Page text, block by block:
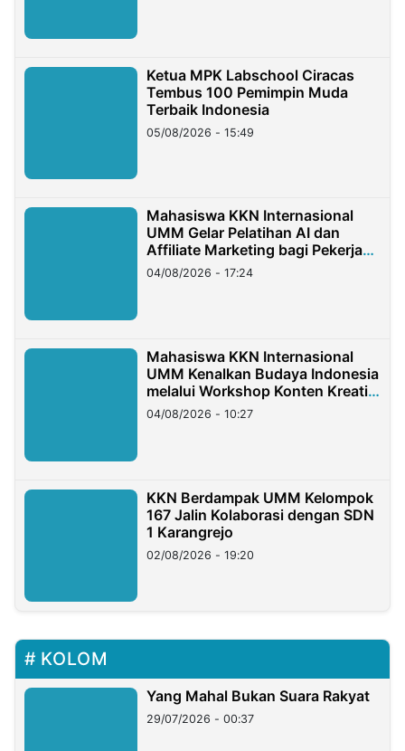
Ketua MPK Labschool Ciracas
Tembus 100 Pemimpin Muda
Terbaik Indonesia
05/08/2026 - 15:49
Mahasiswa KKN Internasional
UMM Gelar Pelatihan AI dan
Affiliate Marketing bagi Pekerja
Migran Indonesia di Taiwan
04/08/2026 - 17:24
Mahasiswa KKN Internasional
UMM Kenalkan Budaya Indonesia
melalui Workshop Konten Kreatif
di Taiwan
04/08/2026 - 10:27
KKN Berdampak UMM Kelompok
167 Jalin Kolaborasi dengan SDN
1 Karangrejo
02/08/2026 - 19:20
KOLOM
Yang Mahal Bukan Suara Rakyat
29/07/2026 - 00:37